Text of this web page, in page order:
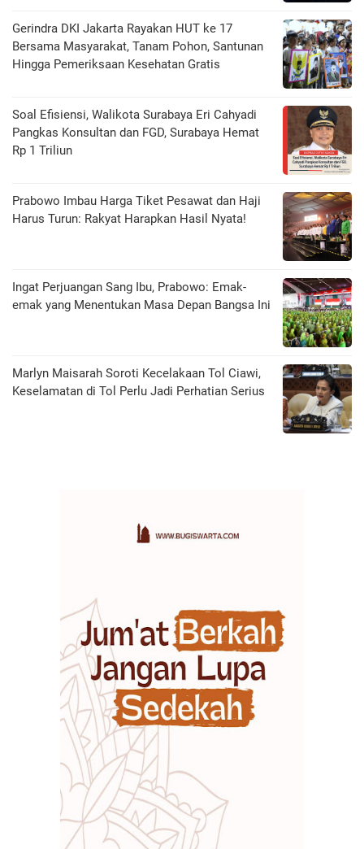
Gerindra DKI Jakarta Rayakan HUT ke 17
Bersama Masyarakat, Tanam Pohon, Santunan
Hingga Pemeriksaan Kesehatan Gratis
Soal Efisiensi, Walikota Surabaya Eri Cahyadi
Pangkas Konsultan dan FGD, Surabaya Hemat
Rp 1 Triliun
Prabowo Imbau Harga Tiket Pesawat dan Haji
Harus Turun: Rakyat Harapkan Hasil Nyata!
Ingat Perjuangan Sang Ibu, Prabowo: Emak-
emak yang Menentukan Masa Depan Bangsa Ini
Marlyn Maisarah Soroti Kecelakaan Tol Ciawi,
Keselamatan di Tol Perlu Jadi Perhatian Serius